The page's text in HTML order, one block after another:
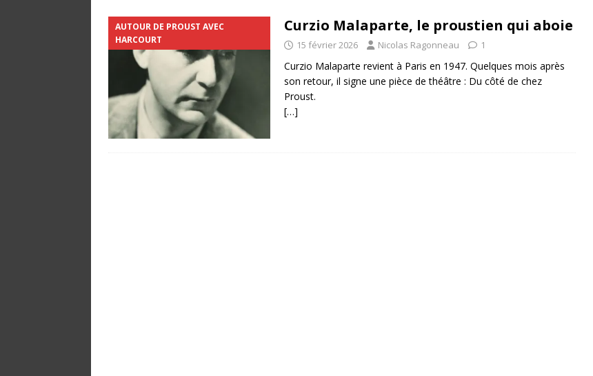
AUTOUR DE PROUST AVEC
HARCOURT
Curzio Malaparte, le proustien qui aboie
15 février 2026 Nicolas Ragonneau 1
Curzio Malaparte revient à Paris en 1947. Quelques mois après
son retour, il signe une pièce de théâtre : Du côté de chez
Proust.
[…]